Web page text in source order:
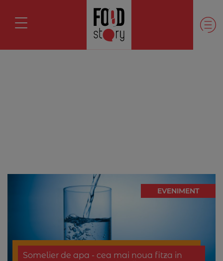
EVENIMENT
Somelier de apa - cea mai noua fitza in